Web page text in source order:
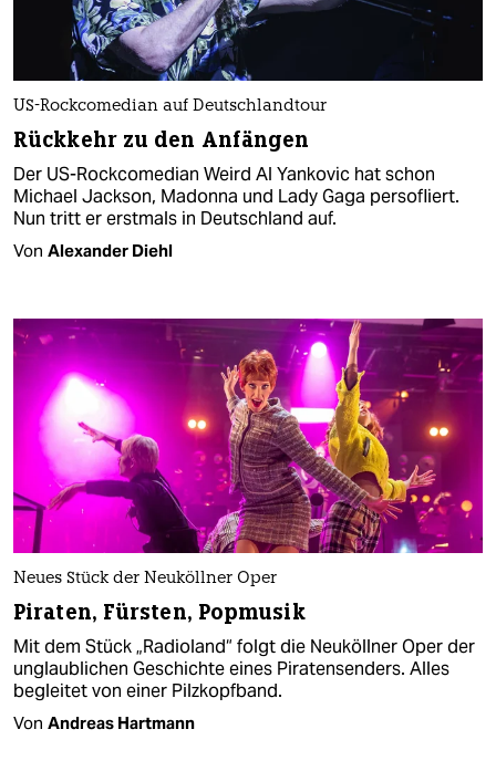
US-Rockcomedian auf Deutschlandtour
Rückkehr zu den Anfängen
Der US-Rockcomedian Weird Al Yankovic hat schon
Michael Jackson, Madonna und Lady Gaga persofliert.
Nun tritt er erstmals in Deutschland auf.
Von Alexander Diehl
Neues Stück der Neuköllner Oper
Piraten, Fürsten, Popmusik
Mit dem Stück „Radioland“ folgt die Neuköllner Oper der
unglaublichen Geschichte eines Piratensenders. Alles
begleitet von einer Pilzkopfband.
Von Andreas Hartmann